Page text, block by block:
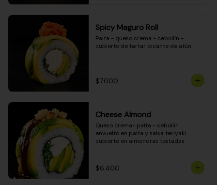
Spicy Maguro Roll
Palta - queso crema - cebollín -
cubierto de tartar picante de atún
$7.000
Cheese Almond
Queso crema- palta - cebollín
envuelto en palta y salsa teriyaki
cubierto en almendras tostadas
$6.400